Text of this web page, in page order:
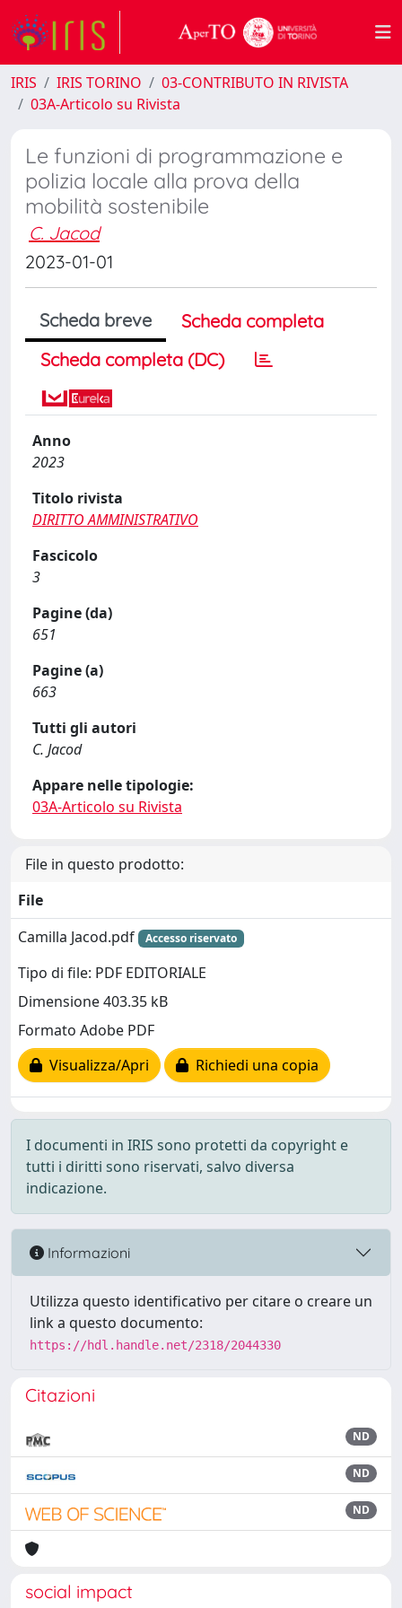
IRIS IRIS TORINO
03-CONTRIBUTO IN RIVISTA
03A-Articolo su Rivista
Le funzioni di programmazione e
polizia locale alla prova della
mobilità sostenibile
C. Jacod
2023-01-01
Scheda breve
Scheda completa
Scheda completa (DC)
Anno
2023
Titolo rivista
DIRITTO AMMINISTRATIVO
Fascicolo
3
Pagine (da)
651
Pagine (a)
663
Tutti gli autori
C. Jacod
Appare nelle tipologie:
03A-Articolo su Rivista
File in questo prodotto:
File
Camilla Jacod.pdf
Accesso riservato
Tipo di file: PDF EDITORIALE
Dimensione 403.35 kB
Formato Adobe PDF
Visualizza/Apri
Richiedi una copia
I documenti in IRIS sono protetti da copyright e
tutti i diritti sono riservati, salvo diversa
indicazione.
Informazioni
Utilizza questo identificativo per citare o creare un
link a questo documento:
https://hdl.handle.net/2318/2044330
Citazioni
ND
ND
ND
social impact